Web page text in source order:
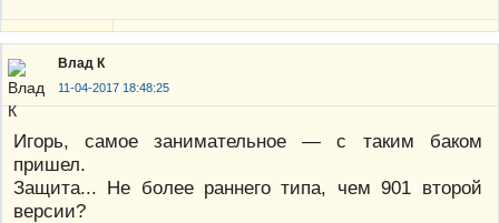
Влад К
11-04-2017 18:48:25
Игорь, самое занимательное — с таким баком
пришел.
Защита... Не более раннего типа, чем 901 второй
версии?